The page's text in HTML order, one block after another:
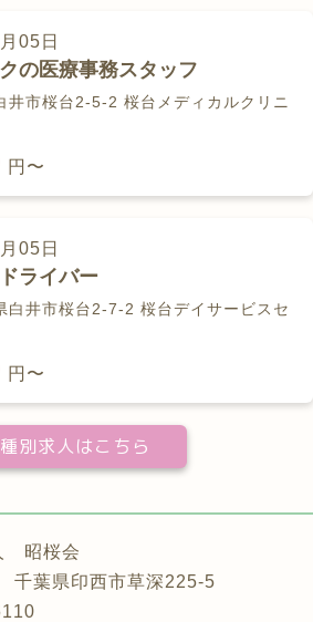
05日
の医療事務スタッフ
市桜台2-5-2 桜台メディカルクリニ
円〜
05日
ライバー
井市桜台2-7-2 桜台デイサービスセ
円〜
別求人はこちら
昭桜会
葉県印西市草深225-5